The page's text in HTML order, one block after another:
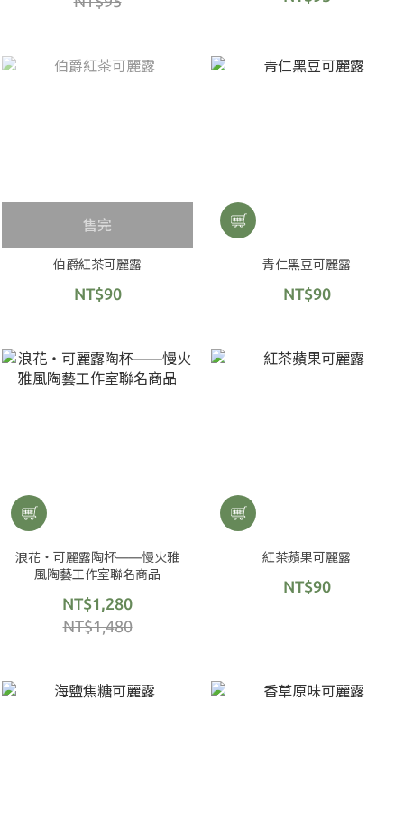
售完
伯爵紅茶可麗露
NT$90
青仁黑豆可麗露
NT$90
浪花・可麗露陶杯——慢火雅
風陶藝工作室聯名商品
NT$1,280
NT$1,480
紅茶蘋果可麗露
NT$90